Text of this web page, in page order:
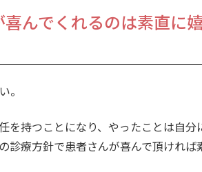
んでくれるのは素直に
。
を持つことになり、やったことは自分
診療方針で患者さんが喜んで頂ければ